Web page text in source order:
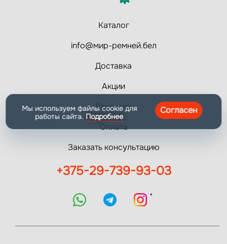
Каталог
info@мир-ремней.бел
Доставка
Акции
Вакансии
Оплата
Заказать консультацию
+375-29-739-93-03
*
Мы используем файлы cookie для
работы сайта. Подробнее
Согласен